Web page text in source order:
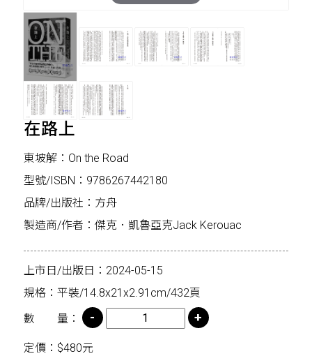
在路上
東坡解：On the Road
型號/ISBN：9786267442180
品牌/出版社：方舟
製造商/作者：傑克．凱魯亞克Jack Kerouac
上市日/出版日：2024-05-15
規格：平裝/14.8x21x2.91cm/432頁
數 量：
定價：$480元